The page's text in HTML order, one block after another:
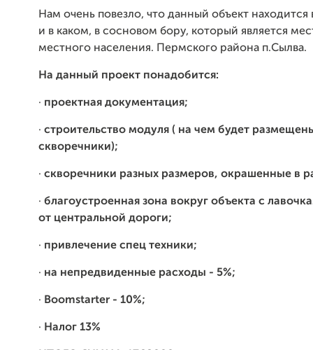
Нам очень повезло, что данный объект находится
и в каком, в сосновом бору, который является
местного населения. Пермского района п.Сылва.
На данный проект понадобится:
· проектная документация;
· строительство модуля ( на чем будет
скворечники);
· скворечники разных размеров, окрашенные в
· благоустроенная зона вокруг объекта с
от центральной дороги;
· привлечение спец техники;
· на непредвиденные расходы - 5%;
· Boomstarter - 10%;
· Налог 13%